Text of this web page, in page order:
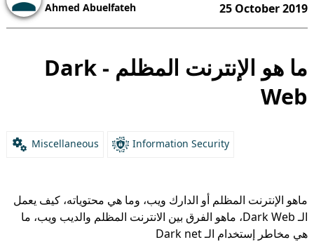
Ahmed Abuelfateh 25 October 2019
ما هو الإنترنت المظلم - Dark
Web
Miscellaneous Information Security
ماهو الإنترنت المظلم أو الدارك ويب، وما هي محتوياته، كيف يعمل
الـ Dark Web، ماهو الفرق بين الانترنت المظلم والديب ويب، ما
هي مخاطر إستخدام الـ Dark net